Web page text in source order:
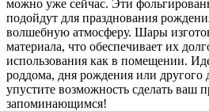
можно уже сейчас. Эти
подойдут для празднования
волшебную атмосферу. Шары
материала, что обеспечивает их
использования как в помещении.
роддома, дня рождения или другого
упустите возможность сделать ваш
запоминающимся!